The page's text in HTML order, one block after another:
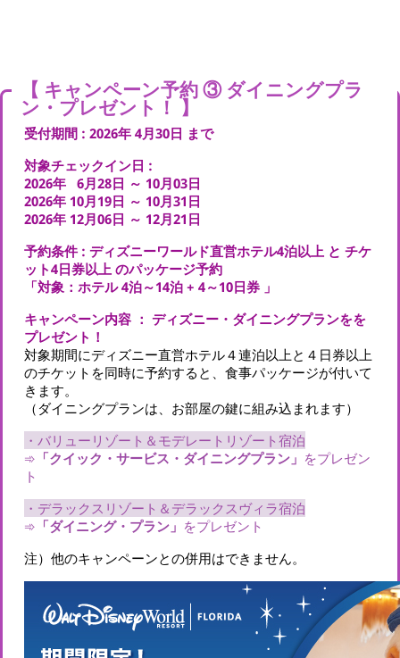
【 キャンペーン予約 ③ ダイニングプラ
ン・プレゼント！ 】
受付期間 : 2026年 4月30日 まで
対象チェックイン日 :
2026年 6月28日 ～ 10月03日
2026年 10月19日 ～ 10月31日
2026年 12月06日 ～ 12月21日
予約条件 : ディズニーワールド直営ホテル4泊以上 と チケ
ット4日券以上 のパッケージ予約
「対象：ホテル 4泊～14泊 + 4～10日券 」
キャンペーン内容 ： ディズニー・ダイニングプランをを
プレゼント！
対象期間にディズニー直営ホテル４連泊以上と４日券以上
のチケットを同時に予約すると、食事パッケージが付いて
きます。
（ダイニングプランは、お部屋の鍵に組み込まれます）
・バリューリゾート＆モデレートリゾート宿泊
➾ 「クイック・サービス・ダイニングプラン」 をプレゼン
ト
・デラックスリゾート＆デラックスヴィラ宿泊
➾ 「ダイニング・プラン」 をプレゼント
注）他のキャンペーンとの併用はできません。